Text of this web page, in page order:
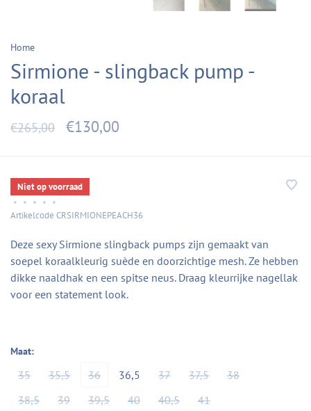
Home
Sirmione - slingback pump -
koraal
€265,00 €130,00
Niet op voorraad
• • • • •
Artikelcode CRSIRMIONEPEACH36
Deze sexy Sirmione slingback pumps zijn gemaakt van
soepel koraalkleurig suède en doorzichtige mesh. Ze hebben
dikke naaldhak en een spitse neus. Draag kleurrijke nagellak
voor een statement look.
Maat:
35 35,5 36 36,5 37 37,5
38
38,5
39 39,5 40 40,5
41